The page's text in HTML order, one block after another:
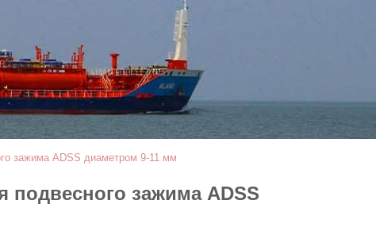
зажима ADSS диаметром 9-11 мм
зажима ADSS